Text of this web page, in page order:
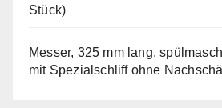
Stück)
Messer, 325 mm lang,
mit Spezialschliff ohne